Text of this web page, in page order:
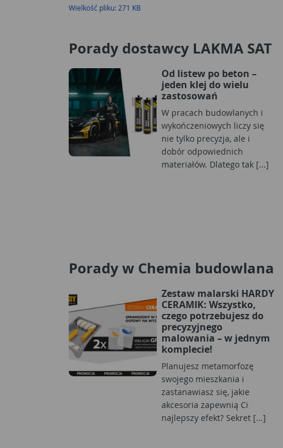
Wielkość pliku: 271 KB
Porady dostawcy LAKMA SAT
Od listew po beton –
jeden klej do wielu
zastosowań
W pracach budowlanych i
wykończeniowych liczy się
nie tylko precyzja, ale i
dobór odpowiednich
materiałów. Dlatego tak [...]
Porady w Chemia budowlana
Zestaw malarski HARDY
CERAMIK: Wszystko,
czego potrzebujesz do
precyzyjnego
malowania – w jednym
komplecie!
Planujesz metamorfozę
swojego mieszkania i
zastanawiasz się, jakie
akcesoria zapewnią Ci
najlepszy efekt? Sekret [...]